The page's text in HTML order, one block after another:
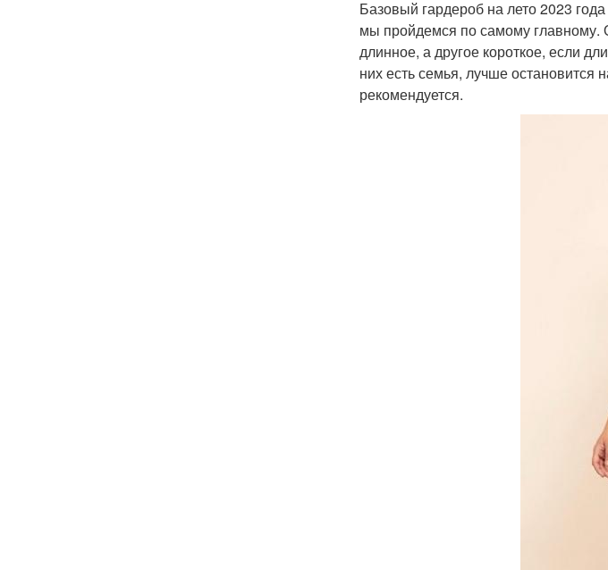
Базовый гардероб на лето 2023
мы пройдемся по самому главному.
длинное, а другое короткое, если
них есть семья, лучше остановится
рекомендуется.